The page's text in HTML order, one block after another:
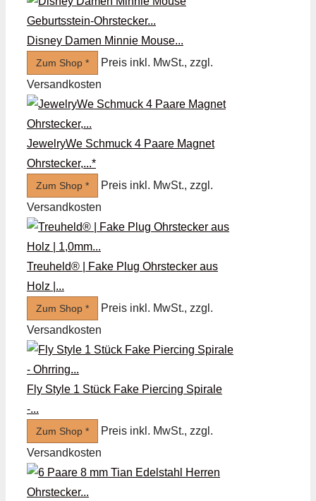
Disney Damen Minnie Mouse...
Zum Shop *
Preis inkl. MwSt., zzgl.
Versandkosten
JewelryWe Schmuck 4 Paare Magnet
Ohrstecker,...*
Zum Shop *
Preis inkl. MwSt., zzgl.
Versandkosten
Treuheld® | Fake Plug Ohrstecker aus
Holz |...
Zum Shop *
Preis inkl. MwSt., zzgl.
Versandkosten
Fly Style 1 Stück Fake Piercing Spirale
-...
Zum Shop *
Preis inkl. MwSt., zzgl.
Versandkosten